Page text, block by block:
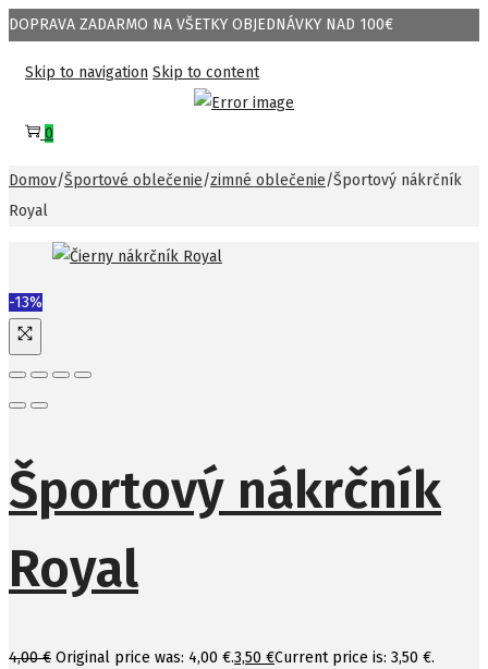
DOPRAVA ZADARMO NA VŠETKY OBJEDNÁVKY NAD 100€
Skip to navigation Skip to content
0
Domov/Športové oblečenie/zimné oblečenie/Športový nákrčník
Royal
-13%
Športový nákrčník
Royal
4,00€ Original price was: 4,00 €.3,50 €Current price is: 3,50 €.